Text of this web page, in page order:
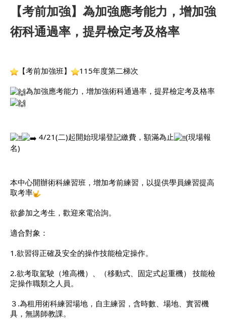
服務項目
公布欄
職安測驗
線上報名
反應信箱
資安公告
【考前加強】為加強應考能力，增加強
術科通過率，提昇檢定考及格率
【考前加強班】
115年度第二梯次
為加強應考能力，增加強術科通過率，提昇檢定考及格率
4/21(二)起開始現場登記繳費，額滿為止
(現場報
名)
本中心開辦術科練習班，增加考前練習，以提供學員練習提高
取考率
欲參加之考生，歡迎來電洽詢。
適合對象：
1.欲習得正確及安全的操作技能檢定操作。
2.欲考取駕駛（堆高機）、（移動式、固定式起重機） 技能檢
定操作職類之人員。
３.為租用術科練習場地，自主練習，含時數、場地、實習機
具，無講師教課。